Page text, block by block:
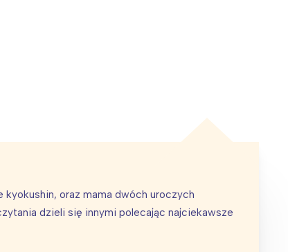
oraz mama dwóch uroczych
dzieli się innymi polecając najciekawsze